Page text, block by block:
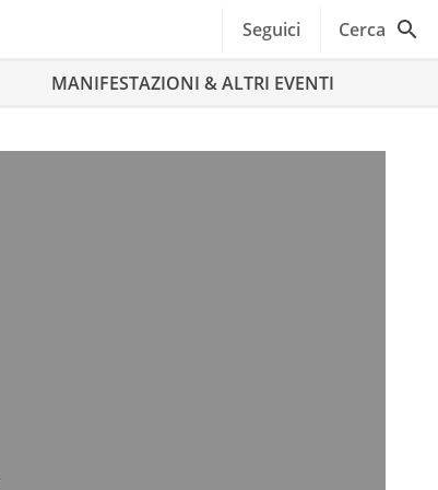
Seguici Cerca
MANIFESTAZIONI & ALTRI EVENTI